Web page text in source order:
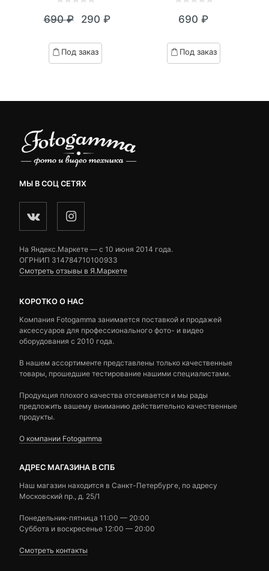
out
based
on
690₽
Первоначальная
цена
составляла
290 ₽
Текущая
цена:
290 ₽.
Под заказ
out
based
on
690 ₽
Под заказ
МЫ В СОЦ СЕТЯХ
На Яндекс.Маркете — c 10 июня 2014 года.
ОГРНИП 314784710100933
Смотреть отзывы в Я.Маркете
КОРОТКО О НАС
Компания Fotogamma занимается поставкой и продажей
аксессуаров для профессионального фото- и видео
оборудования с 2010 года.
В нашем ассортименте представлены только качественные
товары, прошедшие тестирование нашими специалистами.
Продукция плохого качества отсеивается и мы рады
предложить вашему вниманию действительно качественные
продукты.
О компании Fotogamma
АДРЕС МАГАЗИНА В СПБ
Наш магазин находится в Санкт-Петербурге, по адресу
Московский пр., д. 25/1
Понедельник-пятница 11:00 — 20:00
Суббота и воскресенье 12:00 — 20:00
Смотреть контакты